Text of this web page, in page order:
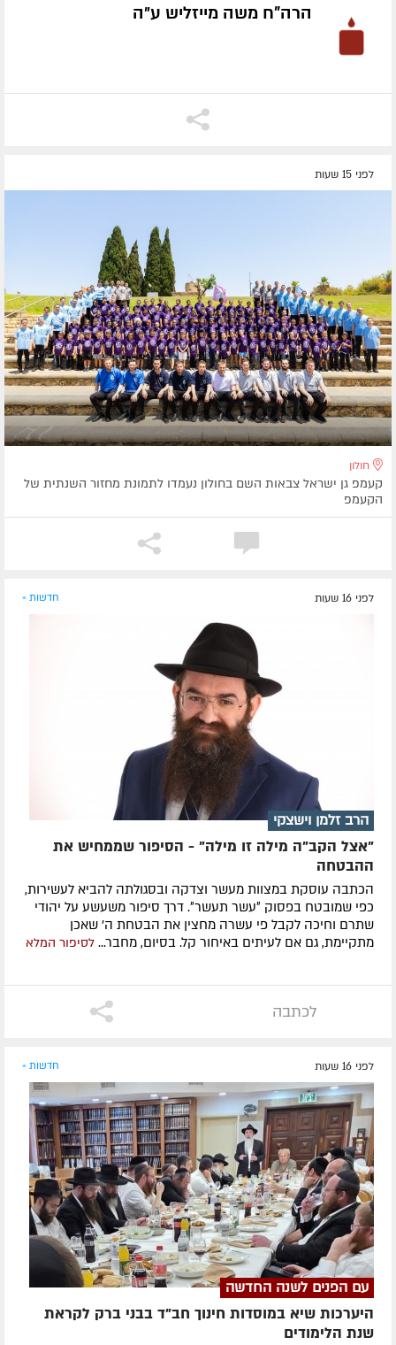
הרה"ח משה מייזליש ע״ה
לפני 15 שעות
חולון
קעמפ גן ישראל צבאות השם בחולון נעמדו לתמונת מחזור השנתית של
הקעמפ
לפני 16 שעות חדשות »
הרב זלמן וישצקי
"אצל הקב"ה מילה זו מילה" - הסיפור שממחיש את
ההבטחה
הכתבה עוסקת במצוות מעשר וצדקה ובסגולתה להביא לעשירות,
כפי שמובטח בפסוק ״עשר תעשר״. דרך סיפור משעשע על יהודי
שתרם וחיכה לקבל פי עשרה מחצין את הבטחת ה' שאכן
מתקיימת, גם אם לעיתים באיחור קל. בסיום, מחבר... לסיפור המלא
לכתבה
לפני 16 שעות חדשות »
עם הפנים לשנה החדשה
היערכות שיא במוסדות חינוך חב"ד בבני ברק לקראת
שנת הלימודים